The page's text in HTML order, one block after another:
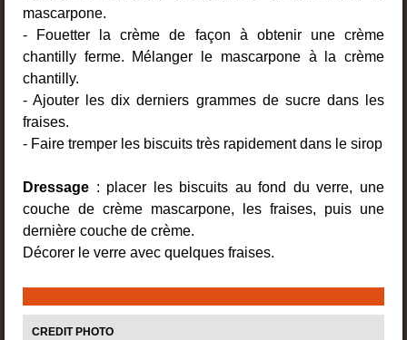
mascarpone.
- Fouetter la crème de façon à obtenir une crème
chantilly ferme. Mélanger le mascarpone à la crème
chantilly.
- Ajouter les dix derniers grammes de sucre dans les
fraises.
- Faire tremper les biscuits très rapidement dans le sirop
Dressage : placer les biscuits au fond du verre, une
couche de crème mascarpone, les fraises, puis une
dernière couche de crème.
Décorer le verre avec quelques fraises.
CREDIT PHOTO